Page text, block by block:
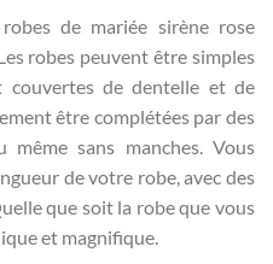
de mariée sirène rose
robes peuvent être simples
couvertes de dentelle et de
être complétées par des
même sans manches. Vous
de votre robe, avec des
que soit la robe que vous
et magnifique.